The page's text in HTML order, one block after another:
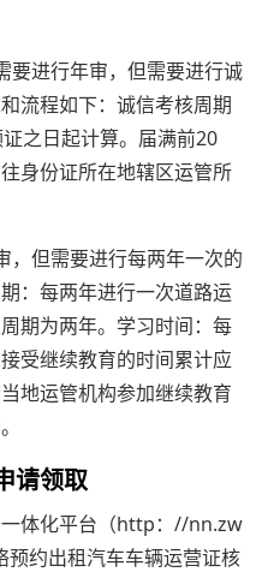
要进行年审，但需要进行诚
流程如下：诚信考核周期
之日起计算。届满前20
身份证所在地辖区运管所
，但需要进行每两年一次的
：每两年进行一次道路运
期为两年。学习时间：每
受继续教育的时间累计应
地运管机构参加继续教育
请领取
体化平台（http：//nn.zw
约出租汽车车辆运营证核